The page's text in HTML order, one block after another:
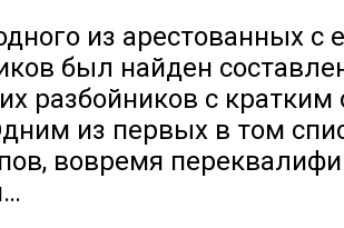
из арестованных
был найден
разбойников с
из первых в том
вовремя